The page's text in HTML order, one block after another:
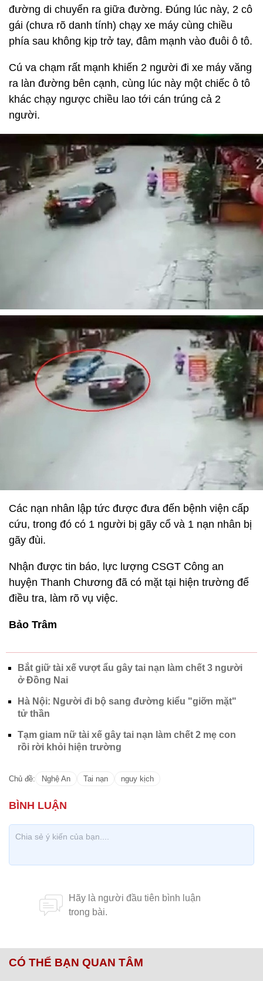
đường di chuyển ra giữa đường. Đúng lúc này, 2 cô
gái (chưa rõ danh tính) chạy xe máy cùng chiều
phía sau không kịp trở tay, đâm mạnh vào đuôi ô tô.
Cú va chạm rất mạnh khiến 2 người đi xe máy văng
ra làn đường bên cạnh, cùng lúc này một chiếc ô tô
khác chạy ngược chiều lao tới cán trúng cả 2
người.
Các nạn nhân lập tức được đưa đến bệnh viện cấp
cứu, trong đó có 1 người bị gãy cổ và 1 nạn nhân bị
gãy đùi.
Nhận được tin báo, lực lượng CSGT Công an
huyện Thanh Chương đã có mặt tại hiện trường để
điều tra, làm rõ vụ việc.
Bảo Trâm
Bắt giữ tài xế vượt ẩu gây tai nạn làm chết 3 người
ở Đồng Nai
Hà Nội: Người đi bộ sang đường kiểu "giỡn mặt"
tử thần
Tạm giam nữ tài xế gây tai nạn làm chết 2 mẹ con
rồi rời khỏi hiện trường
Chủ đề: Nghệ An Tai nạn nguy kịch
CÓ THỂ BẠN QUAN TÂM